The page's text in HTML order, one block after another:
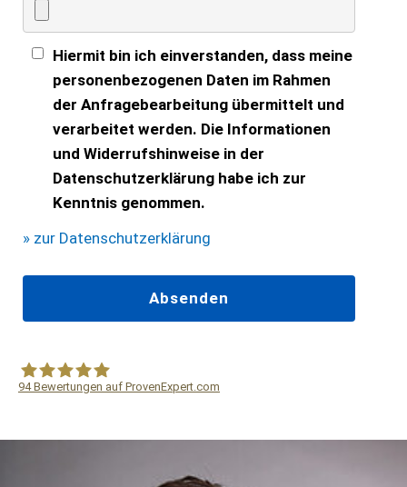
Hiermit bin ich einverstanden, dass meine
personenbezogenen Daten im Rahmen
der Anfragebearbeitung übermittelt und
verarbeitet werden. Die Informationen
und Widerrufshinweise in der
Datenschutzerklärung habe ich zur
Kenntnis genommen.
» zur Datenschutzerklärung
94Bewertungen auf ProvenExpert.com